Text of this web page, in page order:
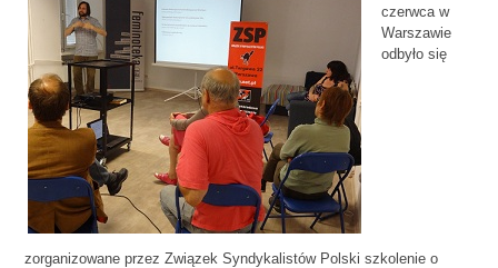
czerwca w
Warszawie
odbyło się
zorganizowane przez Związek Syndykalistów Polski szkolenie o